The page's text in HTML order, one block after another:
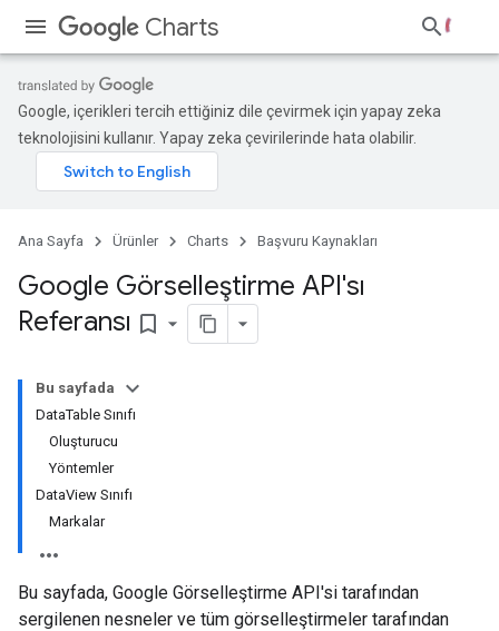
Charts
Google, içerikleri tercih ettiğiniz dile çevirmek için yapay zeka
teknolojisini kullanır. Yapay zeka çevirilerinde hata olabilir.
Ana Sayfa Ürünler Charts Başvuru Kaynakları
Google Görselleştirme API'sı
Referansı bookmark_border
Bu sayfada
DataTable Sınıfı
Oluşturucu
Yöntemler
DataView Sınıfı
Markalar
Bu sayfada, Google Görselleştirme API'si tarafından
sergilenen nesneler ve tüm görselleştirmeler tarafından